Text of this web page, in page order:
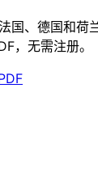
国、德国和荷
，无需注册。